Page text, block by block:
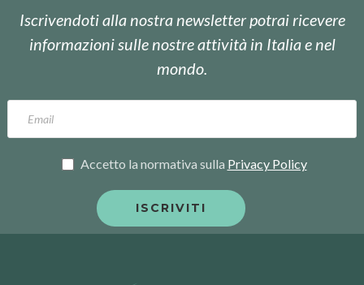
Iscrivendoti alla nostra newsletter potrai ricevere
informazioni sulle nostre attività in Italia e nel
mondo.
Accetto la normativa sulla Privacy Policy